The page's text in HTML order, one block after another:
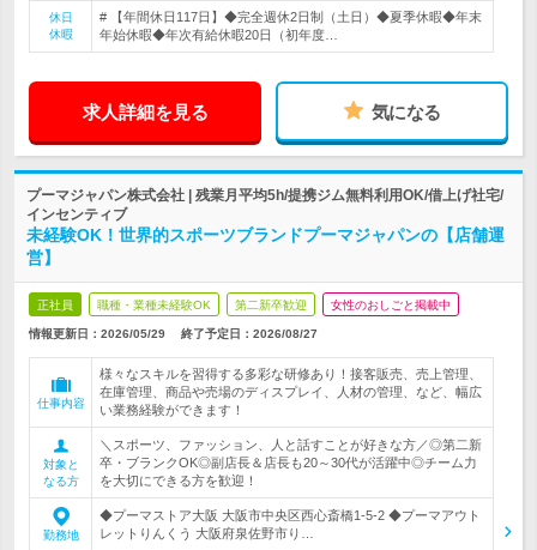
休日
休暇
# 【年間休日117日】◆完全週休2日制（土日）◆夏季休暇◆年末
年始休暇◆年次有給休暇20日（初年度…
求人詳細を見る 気になる
プーマジャパン株式会社 | 残業月平均5h/提携ジム無料利用OK/借上げ社宅/
インセンティブ
未経験OK！世界的スポーツブランドプーマジャパンの【店舗運
営】
正社員 職種・業種未経験OK 第二新卒歓迎 女性のおしごと掲載中
情報更新日：2026/05/29 終了予定日： 2026/08/27
仕事内容
様々なスキルを習得する多彩な研修あり！接客販売、売上管理、
在庫管理、商品や売場のディスプレイ、人材の管理、など、幅広
い業務経験ができます！
対象と
なる方
＼スポーツ、ファッション、人と話すことが好きな方／◎第二新
卒・ブランクOK◎副店長＆店長も20～30代が活躍中◎チーム力
を大切にできる方を歓迎！
勤務地
◆プーマストア大阪 大阪市中央区西心斎橋1-5-2 ◆プーマアウト
レットりんくう 大阪府泉佐野市り…